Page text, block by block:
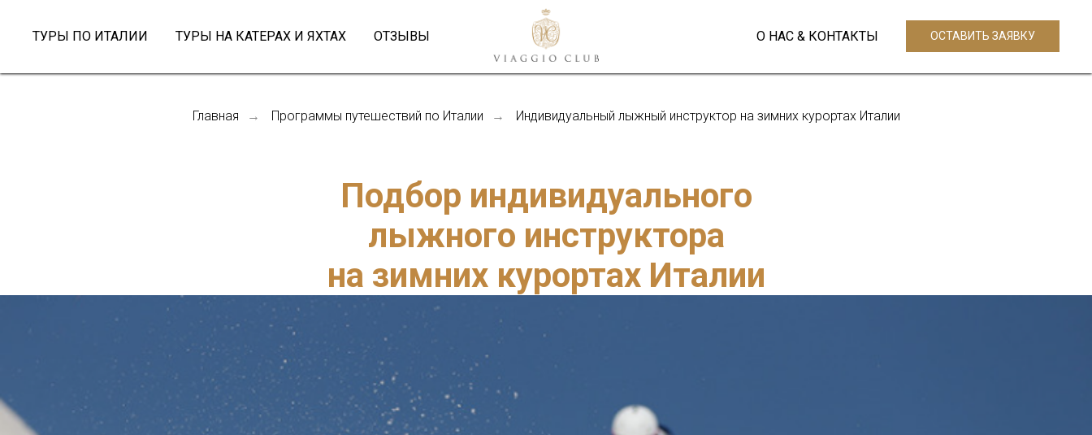
ТУРЫ ПО ИТАЛИИ ТУРЫ НА КАТЕРАХ И ЯХТАХ ОТЗЫВЫ О НАС & КОНТАКТЫ ОСТАВИТЬ ЗАЯВКУ
Главная → Программы путешествий по Италии → Индивидуальный лыжный инструктор на зимних курортах Италии
Подбор индивидуального
лыжного инструктора
на зимних курортах Италии